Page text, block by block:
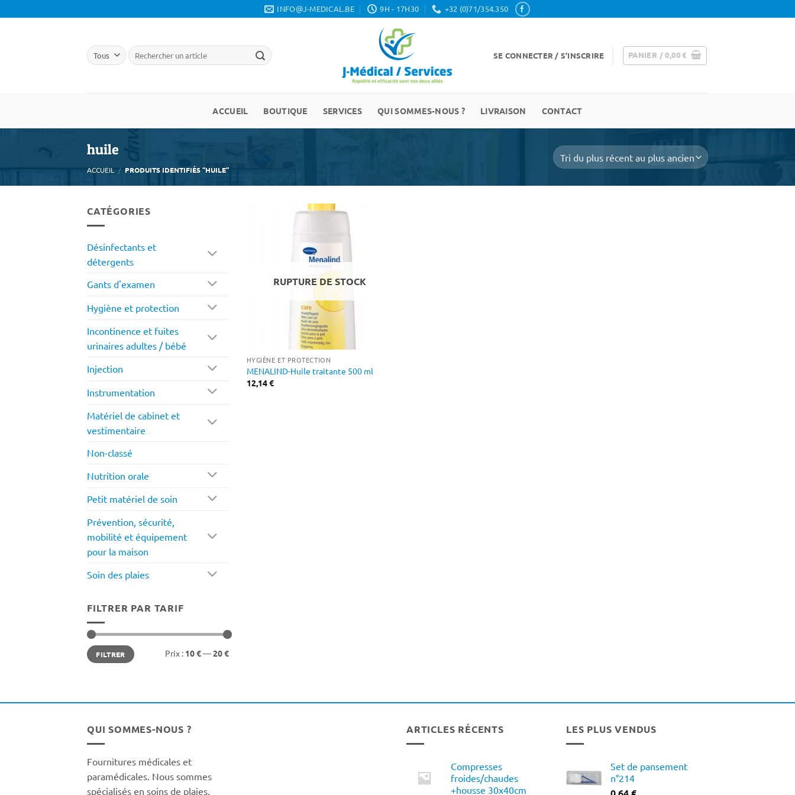
au
INFO@J-MEDICAL.BE 9H - 17H30 +32 (0)71/354.350
SE CONNECTER / S’INSCRIRE PANIER /0,00€
ACCUEIL BOUTIQUE SERVICES QUI SOMMES-NOUS ? LIVRAISON CONTACT
huile
ACCUEIL / PRODUITS IDENTIFIÉS “HUILE”
CATÉGORIES
Désinfectants et
détergents
Gants d'examen
Hygiène et protection
Incontinence et fuites
urinaires adultes / bébé
Injection
Instrumentation
Matériel de cabinet et
vestimentaire
Non-classé
Nutrition orale
Petit matériel de soin
Prévention, sécurité,
mobilité et équipement
pour la maison
Soin des plaies
FILTRER PAR TARIF
Prix
min
Prix
maxFILTRER Prix : 10 €—20 €
RUPTURE DE STOCK
HYGIÈNE ET PROTECTION
MENALIND-Huile traitante 500 ml
12,14€
QUI SOMMES-NOUS ?
Fournitures médicales et
paramédicales. Nous sommes
spécialisés en soins de plaies,
ARTICLES RÉCENTS
Compresses
froides/chaudes
+housse 30x40cm
LES PLUS VENDUS
Set de pansement
n°214